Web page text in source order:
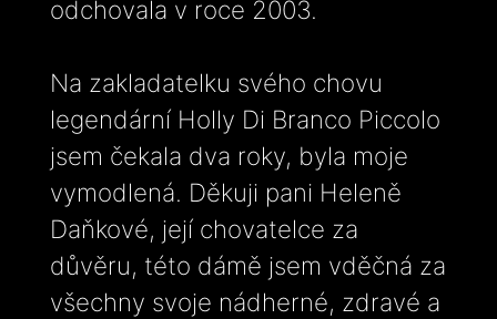
odchovala v roce 2003.
Na zakladatelku svého chovu
legendární Holly Di Branco Piccolo
jsem čekala dva roky, byla moje
vymodlená. Děkuji pani Heleně
Daňkové, její chovatelce za
důvěru, této dámě jsem vděčná za
všechny svoje nádherné, zdravé a